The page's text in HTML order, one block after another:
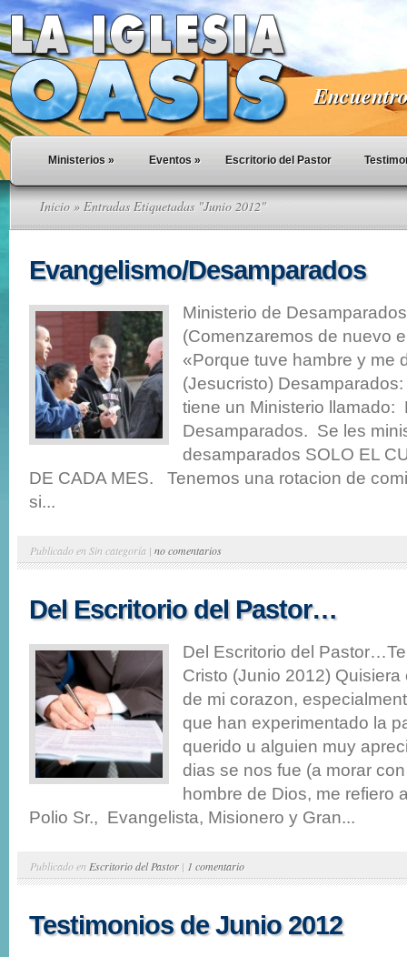
Ministerios » Eventos » Escritorio del Pastor
Inicio » Entradas Etiquetadas "Junio 2012"
Evangelismo/Desamparados
Ministerio de
(Comenzaremos de nuevo
«Porque tuve hambre y me
(Jesucristo)
tiene un Ministerio llamado:
Desamparados. Se les
desamparados SOLO EL
DE CADA MES. Tenemos una rotacion de
si...
Publicado en Sin categoría | no comentarios
Del Escritorio del Pastor…
Del Escritorio del
Cristo (Junio 2012) Quisiera
de mi corazon,
que han experimentado la
querido u alguien muy
dias se nos fue (a morar
hombre de Dios, me refiero
Polio Sr., Evangelista, Misionero y Gran...
Publicado en Escritorio del Pastor | 1 comentario
Testimonios de Junio 2012